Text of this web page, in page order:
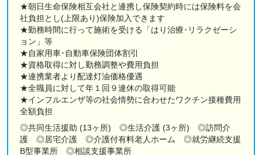
★朝日生命保険相互会社と連携し保険契約時には保険料を会
社負担とし(上限あり)保険加入できます
★勤務時間に行って施術を受ける「はり治療･リラクゼーシ
ョン」等
★自家用車･自動車保険団体割引
★資格取得に対し勤務調整や費用負担
★連携業者より配達灯油価格優遇
★全職員に対して年１回９連休の取得可能
★インフルエンザ等の社会情勢に合わせたワクチン接種費用
全額負担
◎共同生活援助 (13ヶ所) ◎生活介護 (3ヶ所) ◎訪問介
護 ◎居宅介護 ◎介護付有料老人ホーム ◎就労継続支援
B型事業所 ◎相談支援事業所